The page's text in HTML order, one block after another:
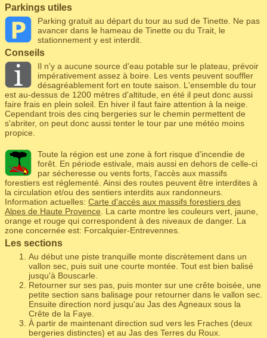
Parkings utiles
Parking gratuit au départ du tour au sud de Tinette. Ne pas
avancer dans le hameau de Tinette ou du Trait, le
stationnement y est interdit.
Conseils
Il n'y a aucune source d'eau potable sur le plateau, prévoir
impérativement assez à boire. Les vents peuvent souffler
désagréablement fort en toute saison. L'ensemble du tour
est au-dessus de 1200 mètres d'altitude, en été il peut donc aussi
faire frais en plein soleil. En hiver il faut faire attention à la neige.
Cependant trois des cinq bergeries sur le chemin permettent de
s'abriter, on peut donc aussi tenter le tour par une météo moins
propice.
Toute la région est une zone à fort risque d'incendie de
forêt. En période estivale, mais aussi en dehors de celle-ci
par sécheresse ou vents forts, l'accès aux massifs
forestiers est réglementé. Ainsi des routes peuvent être interdites à
la circulation et/ou des sentiers interdits aux randonneurs.
Information actuelles: Carte d'accès aux massifs forestiers des
Alpes de Haute Provence . La carte montre les couleurs vert, jaune,
orange et rouge qui correspondent à des niveaux de danger. La
zone concernée est: Forcalquier-Entrevennes.
Les sections
Au début une piste tranquille monte discrètement dans un
vallon sec, puis suit une courte montée. Tout est bien balisé
jusqu'à Bouscarle.
Retourner sur ses pas, puis monter sur une crête boisée, une
petite section sans balisage pour retourner dans le vallon sec.
Ensuite direction nord jusqu'au Jas des Agneaux sous la
Crête de la Faye.
À partir de maintenant direction sud vers les Fraches (deux
bergeries distinctes) et au Jas des Terres du Roux.